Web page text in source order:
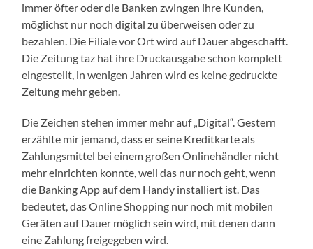
immer öfter oder die Banken zwingen ihre Kunden,
möglichst nur noch digital zu überweisen oder zu
bezahlen. Die Filiale vor Ort wird auf Dauer abgeschafft.
Die Zeitung taz hat ihre Druckausgabe schon komplett
eingestellt, in wenigen Jahren wird es keine gedruckte
Zeitung mehr geben.
Die Zeichen stehen immer mehr auf „Digital“. Gestern
erzählte mir jemand, dass er seine Kreditkarte als
Zahlungsmittel bei einem großen Onlinehändler nicht
mehr einrichten konnte, weil das nur noch geht, wenn
die Banking App auf dem Handy installiert ist. Das
bedeutet, das Online Shopping nur noch mit mobilen
Geräten auf Dauer möglich sein wird, mit denen dann
eine Zahlung freigegeben wird.